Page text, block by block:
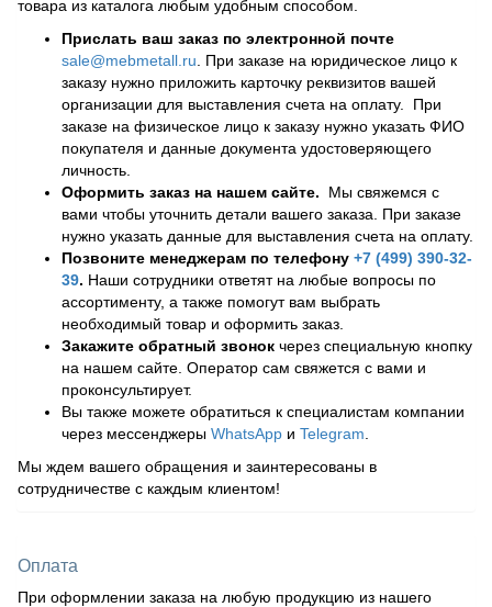
товара из каталога любым удобным способом.
Прислать ваш заказ по электронной почте
sale@mebmetall.ru . При заказе на юридическое лицо к
заказу нужно приложить карточку реквизитов вашей
организации для выставления счета на оплату. При
заказе на физическое лицо к заказу нужно указать ФИО
покупателя и данные документа удостоверяющего
личность.
Оформить заказ на нашем сайте. Мы свяжемся с
вами чтобы уточнить детали вашего заказа. При заказе
нужно указать данные для выставления счета на оплату.
Позвоните менеджерам по телефону +7 (499) 390-32-
39. Наши сотрудники ответят на любые вопросы по
ассортименту, а также помогут вам выбрать
необходимый товар и оформить заказ.
Закажите обратный звонок через специальную кнопку
на нашем сайте. Оператор сам свяжется с вами и
проконсультирует.
Вы также можете обратиться к специалистам компании
через мессенджеры WhatsApp и Telegram
Мы ждем вашего обращения и заинтересованы в
сотрудничестве с каждым клиентом!
Оплата
При оформлении заказа на любую продукцию из нашего